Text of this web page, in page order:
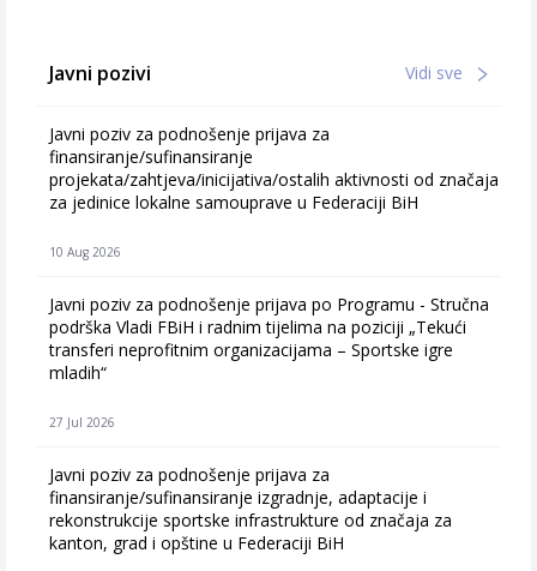
Javni pozivi Vidi sve
Javni poziv za podnošenje prijava za
finansiranje/sufinansiranje
projekata/zahtjeva/inicijativa/ostalih aktivnosti od značaja
za jedinice lokalne samouprave u Federaciji BiH
10 Aug 2026
Javni poziv za podnošenje prijava po Programu - Stručna
podrška Vladi FBiH i radnim tijelima na poziciji „Tekući
transferi neprofitnim organizacijama – Sportske igre
mladih“
27 Jul 2026
Javni poziv za podnošenje prijava za
finansiranje/sufinansiranje izgradnje, adaptacije i
rekonstrukcije sportske infrastrukture od značaja za
kanton, grad i opštine u Federaciji BiH